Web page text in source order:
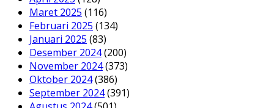
Maret 2025 (116)
Februari 2025 (134)
Januari 2025 (83)
Desember 2024(200)
November 2024(373)
Oktober 2024(386)
September 2024(391)